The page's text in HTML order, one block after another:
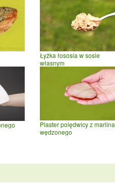
Łyżka łososia w sosie
własnym
Plaster polędwicy z marlina
wędzonego